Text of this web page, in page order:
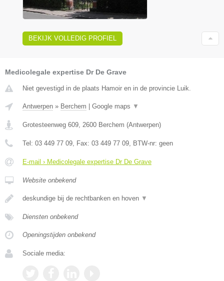
BEKIJK VOLLEDIG PROFIEL
Medicolegale expertise Dr De Grave
Niet gevestigd in de plaats Hamoir en in de provincie Luik.
Antwerpen » Berchem Google maps ▼
Grotesteenweg 609, 2600 Berchem (Antwerpen)
Tel: 03 449 77 09, Fax: 03 449 77 09, BTW-nr: geen
E-mail › Medicolegale expertise Dr De Grave
Website onbekend
deskundige bij de rechtbanken en hoven ▼
Diensten onbekend
Openingstijden onbekend
Sociale media: